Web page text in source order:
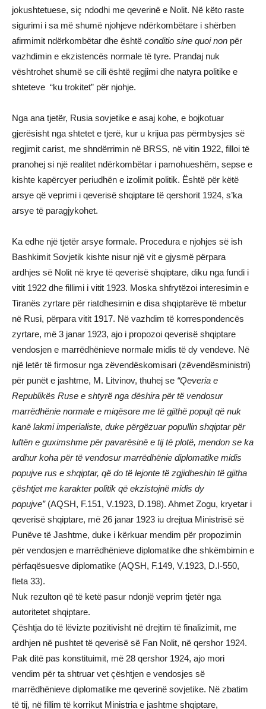
jokushtetuese, siç ndodhi me qeverinë e Nolit. Në këto raste
sigurimi i sa më shumë njohjeve ndërkombëtare i shërben
afirmimit ndërkombëtar dhe është conditio sine quoi non për
vazhdimin e ekzistencës normale të tyre. Prandaj nuk
vështrohet shumë se cili është regjimi dhe natyra politike e
shteteve “ku trokitet” për njohje.
Nga ana tjetër, Rusia sovjetike e asaj kohe, e bojkotuar
gjerësisht nga shtetet e tjerë, kur u krijua pas përmbysjes së
regjimit carist, me shndërrimin në BRSS, në vitin 1922, filloi të
pranohej si një realitet ndërkombëtar i pamohueshëm, sepse e
kishte kapërcyer periudhën e izolimit politik. Është për këtë
arsye që veprimi i qeverisë shqiptare të qershorit 1924, s’ka
arsye të paragjykohet.
Ka edhe një tjetër arsye formale. Procedura e njohjes së ish
Bashkimit Sovjetik kishte nisur një vit e gjysmë përpara
ardhjes së Nolit në krye të qeverisë shqiptare, diku nga fundi i
vitit 1922 dhe fillimi i vitit 1923. Moska shfrytëzoi interesimin e
Tiranës zyrtare për riatdhesimin e disa shqiptarëve të mbetur
në Rusi, përpara vitit 1917. Në vazhdim të korrespondencës
zyrtare, më 3 janar 1923, ajo i propozoi qeverisë shqiptare
vendosjen e marrëdhënieve normale midis të dy vendeve. Në
një letër të firmosur nga zëvendëskomisari (zëvendësministri)
për punët e jashtme, M. Litvinov, thuhej se “Qeveria e
Republikës Ruse e shtyrë nga dëshira për të vendosur
marrëdhënie normale e miqësore me të gjithë popujt që nuk
kanë lakmi imperialiste, duke përgëzuar popullin shqiptar për
luftën e guximshme për pavarësinë e tij të plotë, mendon se ka
ardhur koha për të vendosur marrëdhënie diplomatike midis
popujve rus e shqiptar, që do të lejonte të zgjidheshin të gjitha
çështjet me karakter politik që ekzistojnë midis dy
popujve”(AQSH, F.151, V.1923, D.198). Ahmet Zogu, kryetar i
qeverisë shqiptare, më 26 janar 1923 iu drejtua Ministrisë së
Punëve të Jashtme, duke i kërkuar mendim për propozimin
për vendosjen e marrëdhënieve diplomatike dhe shkëmbimin e
përfaqësuesve diplomatike (AQSH, F.149, V.1923, D.I-550,
fleta 33).
Nuk rezulton që të ketë pasur ndonjë veprim tjetër nga
autoritetet shqiptare.
Çështja do të lëvizte pozitivisht në drejtim të finalizimit, me
ardhjen në pushtet të qeverisë së Fan Nolit, në qershor 1924.
Pak ditë pas konstituimit, më 28 qershor 1924, ajo mori
vendim për ta shtruar vet çështjen e vendosjes së
marrëdhënieve diplomatike me qeverinë sovjetike. Në zbatim
të tij, në fillim të korrikut Ministria e jashtme shqiptare,